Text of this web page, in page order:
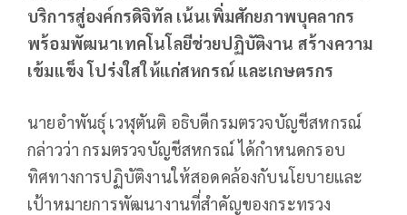
บริการสู่องค์กรดิจิทัล เน้นเพิ่มศักยภาพบุคลากร
พร้อมพัฒนาเทคโนโลยีช่วยปฏิบัติงาน สร้างความ
เข้มแข็ง โปร่งใสให้แก่สหกรณ์ และเกษตรกร
นายอำพันธุ์ เวฬุตันติ อธิบดีกรมตรวจบัญชีสหกรณ์
กล่าวว่า กรมตรวจบัญชีสหกรณ์ ได้กำหนดกรอบ
ทิศทางการปฏิบัติงานให้สอดคล้องกับนโยบายและ
เป้าหมายการพัฒนางานที่สำคัญของกระทรวง